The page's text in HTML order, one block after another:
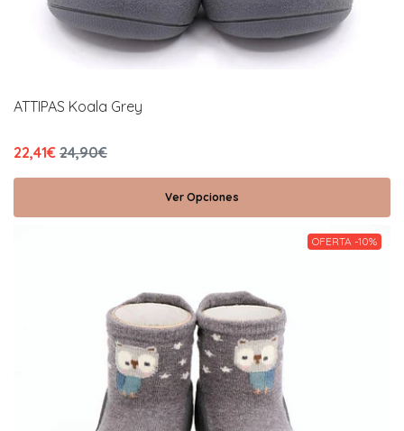
ATTIPAS Koala Grey
22,41€ 24,90€
Ver Opciones
OFERTA -10%